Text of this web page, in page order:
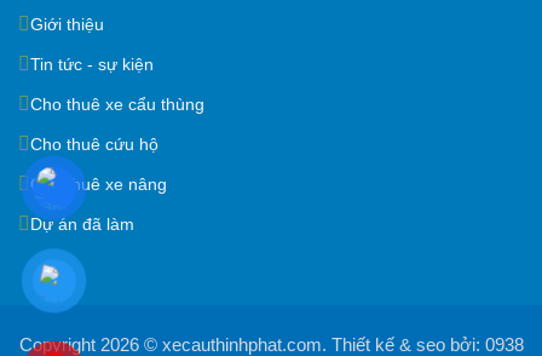
Giới thiệu
Tin tức - sự kiện
Cho thuê xe cẩu thùng
Cho thuê cứu hộ
Cho thuê xe nâng
Dự án đã làm
Copyright 2026 © xecauthinhphat.com. Thiết kế & seo bởi: 0938